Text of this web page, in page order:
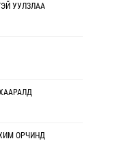
УУЛЗЛАА
ОРЧИНД